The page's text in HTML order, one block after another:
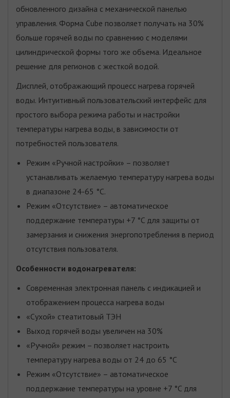
обновленного дизайна с механической панелью
управления. Форма Cube позволяет получать на 30%
больше горячей воды по сравнению с моделями
цилиндрической формы того же объема. Идеальное
решение для регионов с жесткой водой.
Дисплей, отображающий процесс нагрева горячей
воды. Интуитивный пользовательский интерфейс для
простого выбора режима работы и настройки
температуры нагрева воды, в зависимости от
потребностей пользователя.
Режим «Ручной настройки» – позволяет
устанавливать желаемую температуру нагрева воды
в диапазоне 24-65 °C.
Режим «Отсутствие» – автоматическое
поддержание температуры +7 °C для защиты от
замерзания и снижения энергопотребления в период
отсутствия пользователя.
Особенности водонагревателя:
Современная электронная панель с индикацией и
отображением процесса нагрева воды
«Сухой» стеатитовый ТЭН
Выход горячей воды увеличен на 30%
«Ручной» режим – позволяет настроить
температуру нагрева воды от 24 до 65 °С
Режим «Отсутствие» – автоматическое
поддержание температуры на уровне +7 °C для